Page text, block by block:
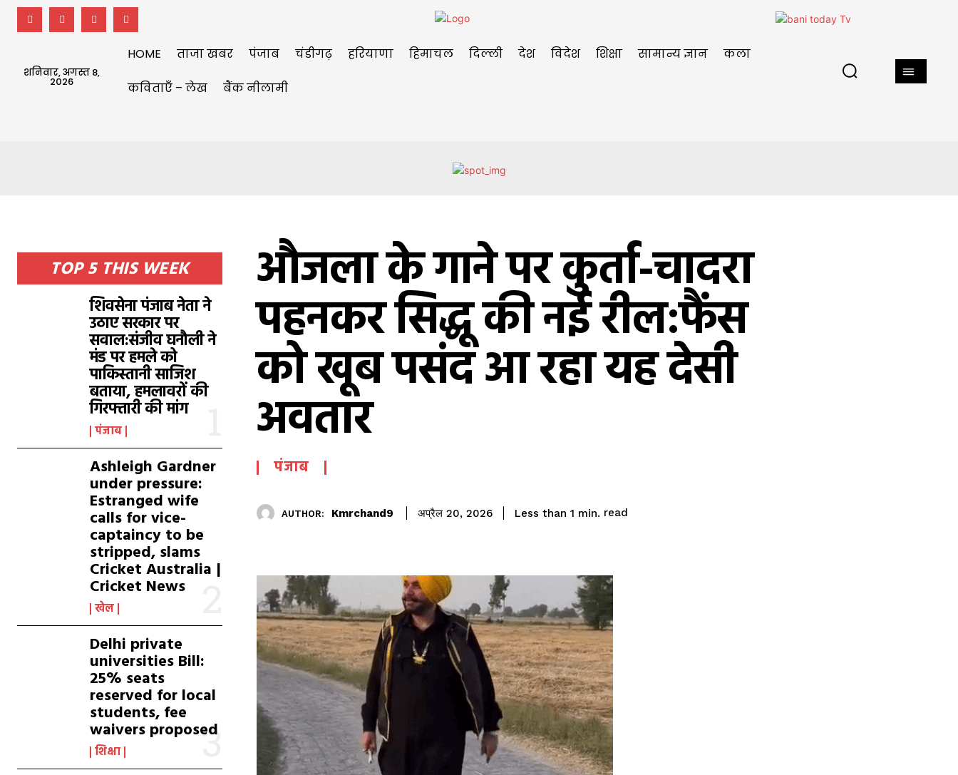
शनिवार, अगस्त 8,
2026
HOME ताजा खबर पंजाब चंडीगढ़ हरियाणा हिमाचल दिल्ली देश विदेश शिक्षा सामान्य ज्ञान कला
कविताएँ – लेख बैंक नीलामी
TOP 5 THIS WEEK
शिवसेना पंजाब नेता ने
उठाए सरकार पर
सवाल:संजीव घनौली ने
मंड पर हमले को
पाकिस्तानी साजिश
बताया, हमलावरों की
गिरफ्तारी की मांग
पंजाब
Ashleigh Gardner
under pressure:
Estranged wife
calls for vice-
captaincy to be
stripped, slams
Cricket Australia |
Cricket News
खेल
Delhi private
universities Bill:
25% seats
reserved for local
students, fee
waivers proposed
शिक्षा
औजला के गाने पर कुर्ता-चादरा
पहनकर सिद्धू की नई रील:फैंस
को खूब पसंद आ रहा यह देसी
अवतार
पंजाब
AUTHOR: Kmrchand9 अप्रैल 20, 2026 Less than 1 min. read